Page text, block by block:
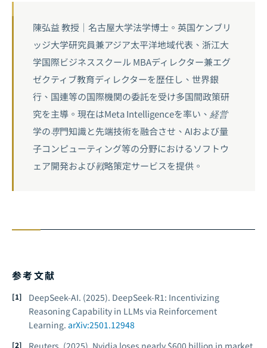
陳弘益 教授｜名古屋大学法学博士。英国ケンブリ
ッジ大学研究員兼アジア太平洋地域代表、浙江大
学国際ビジネススクール MBAディレクター兼エグ
ゼクティブ教育ディレクターを歴任し、世界銀
行、国連等の国際機関の委託を受け多国間政策研
究を主導。現在はMeta Intelligenceを率い、経営
学の専門知識と先端技術を融合させ、AIおよび量
子コンピューティング等の分野におけるソフトウ
ェア開発および戦略策定サービスを提供。
参考文献
DeepSeek-AI. (2025). DeepSeek-R1: Incentivizing
Reasoning Capability in LLMs via Reinforcement
Learning. arXiv:2501.12948
Reuters. (2025). Nvidia loses nearly $600 billion in market